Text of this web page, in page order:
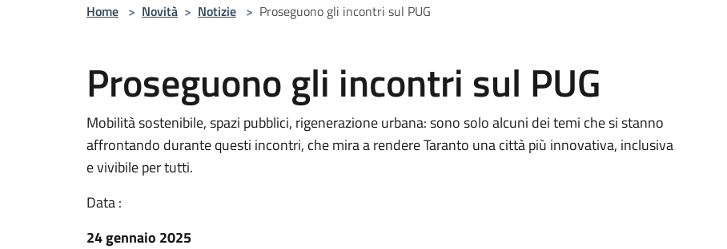
Home > Novità > Notizie > Proseguono gli incontri sul PUG
Proseguono gli incontri sul PUG
Mobilità sostenibile, spazi pubblici, rigenerazione urbana: sono solo alcuni dei temi che si stanno
affrontando durante questi incontri, che mira a rendere Taranto una città più innovativa, inclusiva
e vivibile per tutti.
Data :
24 gennaio 2025